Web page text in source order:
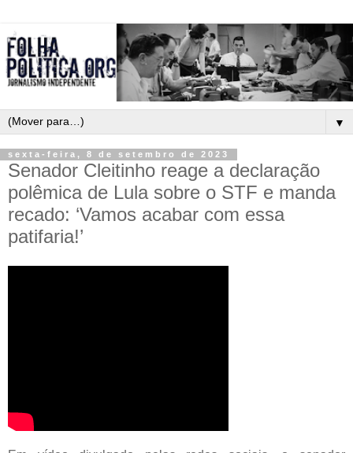
▼
sexta-feira, 8 de setembro de 2023
Senador Cleitinho reage a declaração
polêmica de Lula sobre o STF e manda
recado: ‘Vamos acabar com essa
patifaria!’